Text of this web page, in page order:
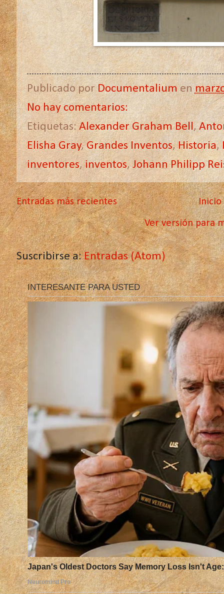
Publicado porDocumentaliumen
No hay comentarios:
Etiquetas:Alexander Graham Bell,
Elisha Gray,Grandes Inventos,Historia,
inventores,inventos,Johann Philipp
Entradas más recientes Inicio
Ver versión para
Suscribirse a:Entradas (Atom)